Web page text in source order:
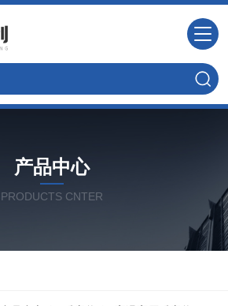
产品中心
PRODUCTS CNTER